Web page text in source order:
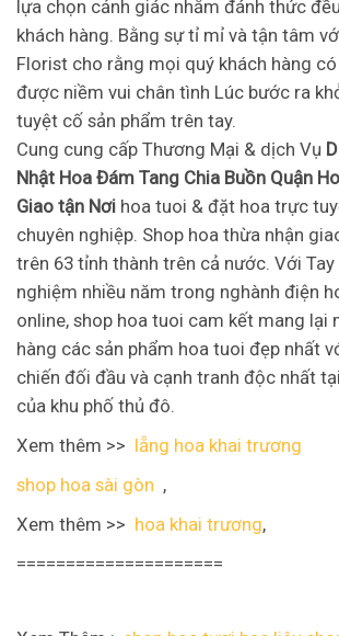
lựa chọn cảnh giác nhằm đánh thức
khách hàng. Bằng sự tỉ mỉ và tận tâm
Florist cho rằng mọi quý khách hàng
được niềm vui chân tình Lúc bước ra
tuyệt cố sản phẩm trên tay.
Cung cung cấp Thương Mại & dịch Vụ
Nhật Hoa Đám Tang Chia Buồn Quận
Giao tận Nơi hoa tuoi & đặt hoa trực
chuyên nghiệp. Shop hoa thừa nhận
trên 63 tỉnh thành trên cả nước. Với Tay
nghiệm nhiều năm trong nghành điện
online, shop hoa tuoi cam kết mang lại
hàng các sản phẩm hoa tuoi đẹp nhất
chiến đối đầu và cạnh tranh độc nhất
của khu phố thủ đô.
Xem thêm >> lẵng hoa khai trương
shop hoa sài gòn ,
Xem thêm >> hoa khai trương,
=====================